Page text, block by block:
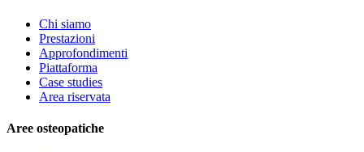
Chi siamo
Prestazioni
Approfondimenti
Piattaforma
Case studies
Area riservata
Aree osteopatiche